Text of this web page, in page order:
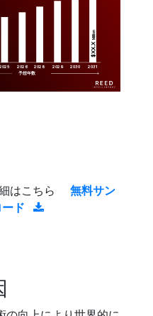
2025 2026 2028 2029 2030 2031
$XX.X
Million
予想年数
はこちら
無料サン
ド